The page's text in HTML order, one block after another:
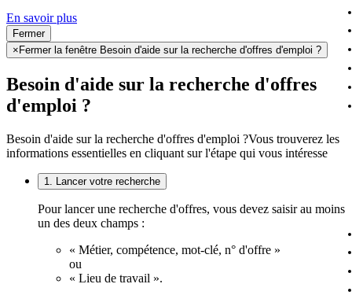
En savoir plus
Fermer
× Fermer la fenêtre Besoin d'aide sur la recherche d'offres d'emploi ?
Besoin d'aide sur la recherche d'offres
d'emploi ?
Besoin d'aide sur la recherche d'offres d'emploi ?Vous trouverez les
informations essentielles en cliquant sur l'étape qui vous intéresse
1. Lancer votre recherche
Pour lancer une recherche d'offres, vous devez saisir au moins
un des deux champs :
« Métier, compétence, mot-clé, n° d'offre »
ou
« Lieu de travail ».